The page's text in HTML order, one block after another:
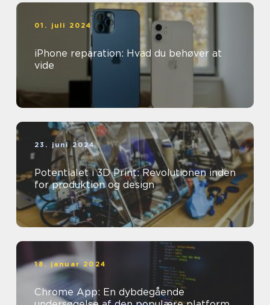
01. juli 2024
iPhone reparation: Hvad du behøver at
vide
23. juni 2024
Potentialet i 3D Print: Revolutionen inden
for produktion og design
18. januar 2024
Chrome App: En dybdegående